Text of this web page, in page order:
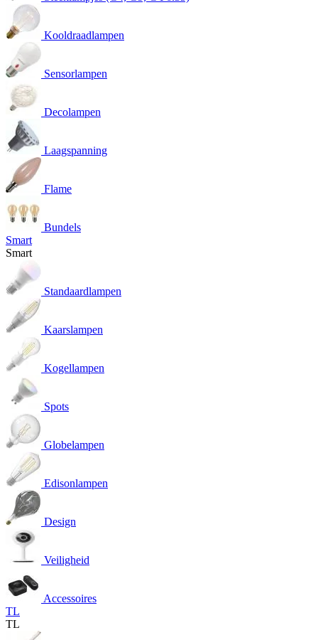
Kooldraadlampen
Sensorlampen
Decolampen
Laagspanning
Flame
Bundels
Smart
Smart
Standaardlampen
Kaarslampen
Kogellampen
Spots
Globelampen
Edisonlampen
Design
Veiligheid
Accessoires
TL
TL